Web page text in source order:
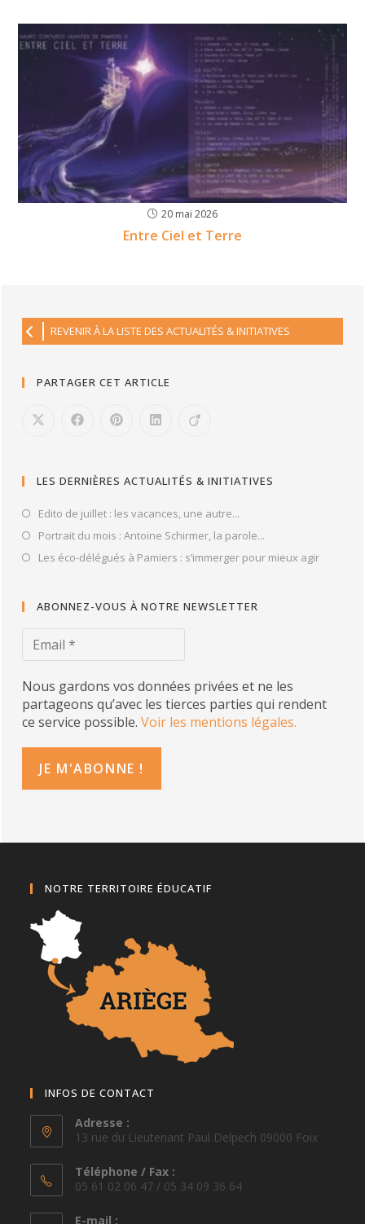
20 mai 2026
Entre Ciel et Terre
REVENIR À LA LISTE DES ACTUALITÉS & INITIATIVES
PARTAGER CET ARTICLE
LES DERNIÈRES ACTUALITÉS & INITIATIVES
Edito de juillet : les vacances, une autre...
Portrait du mois : Antoine Schirmer, la parole...
Les éco-délégués à Pamiers : s’immerger pour mieux agir
ABONNEZ-VOUS À NOTRE NEWSLETTER
Nous gardons vos données privées et ne les
partageons qu’avec les tierces parties qui rendent
ce service possible.Voir les mentions légales.
NOTRE TERRITOIRE ÉDUCATIF
INFOS DE CONTACT
Adresse :
13 rue du Lieutenant Paul Delpech 09000 Foix
Téléphone / Fax :
05 61 02 06 47 / 05 34 09 36 64
E-mail :